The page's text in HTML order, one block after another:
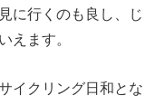
に行くのも良し、じ
えます。
イクリング日和とな